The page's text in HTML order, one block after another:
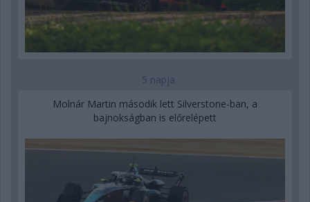
5 napja
Molnár Martin második lett Silverstone-ban, a
bajnokságban is előrelépett